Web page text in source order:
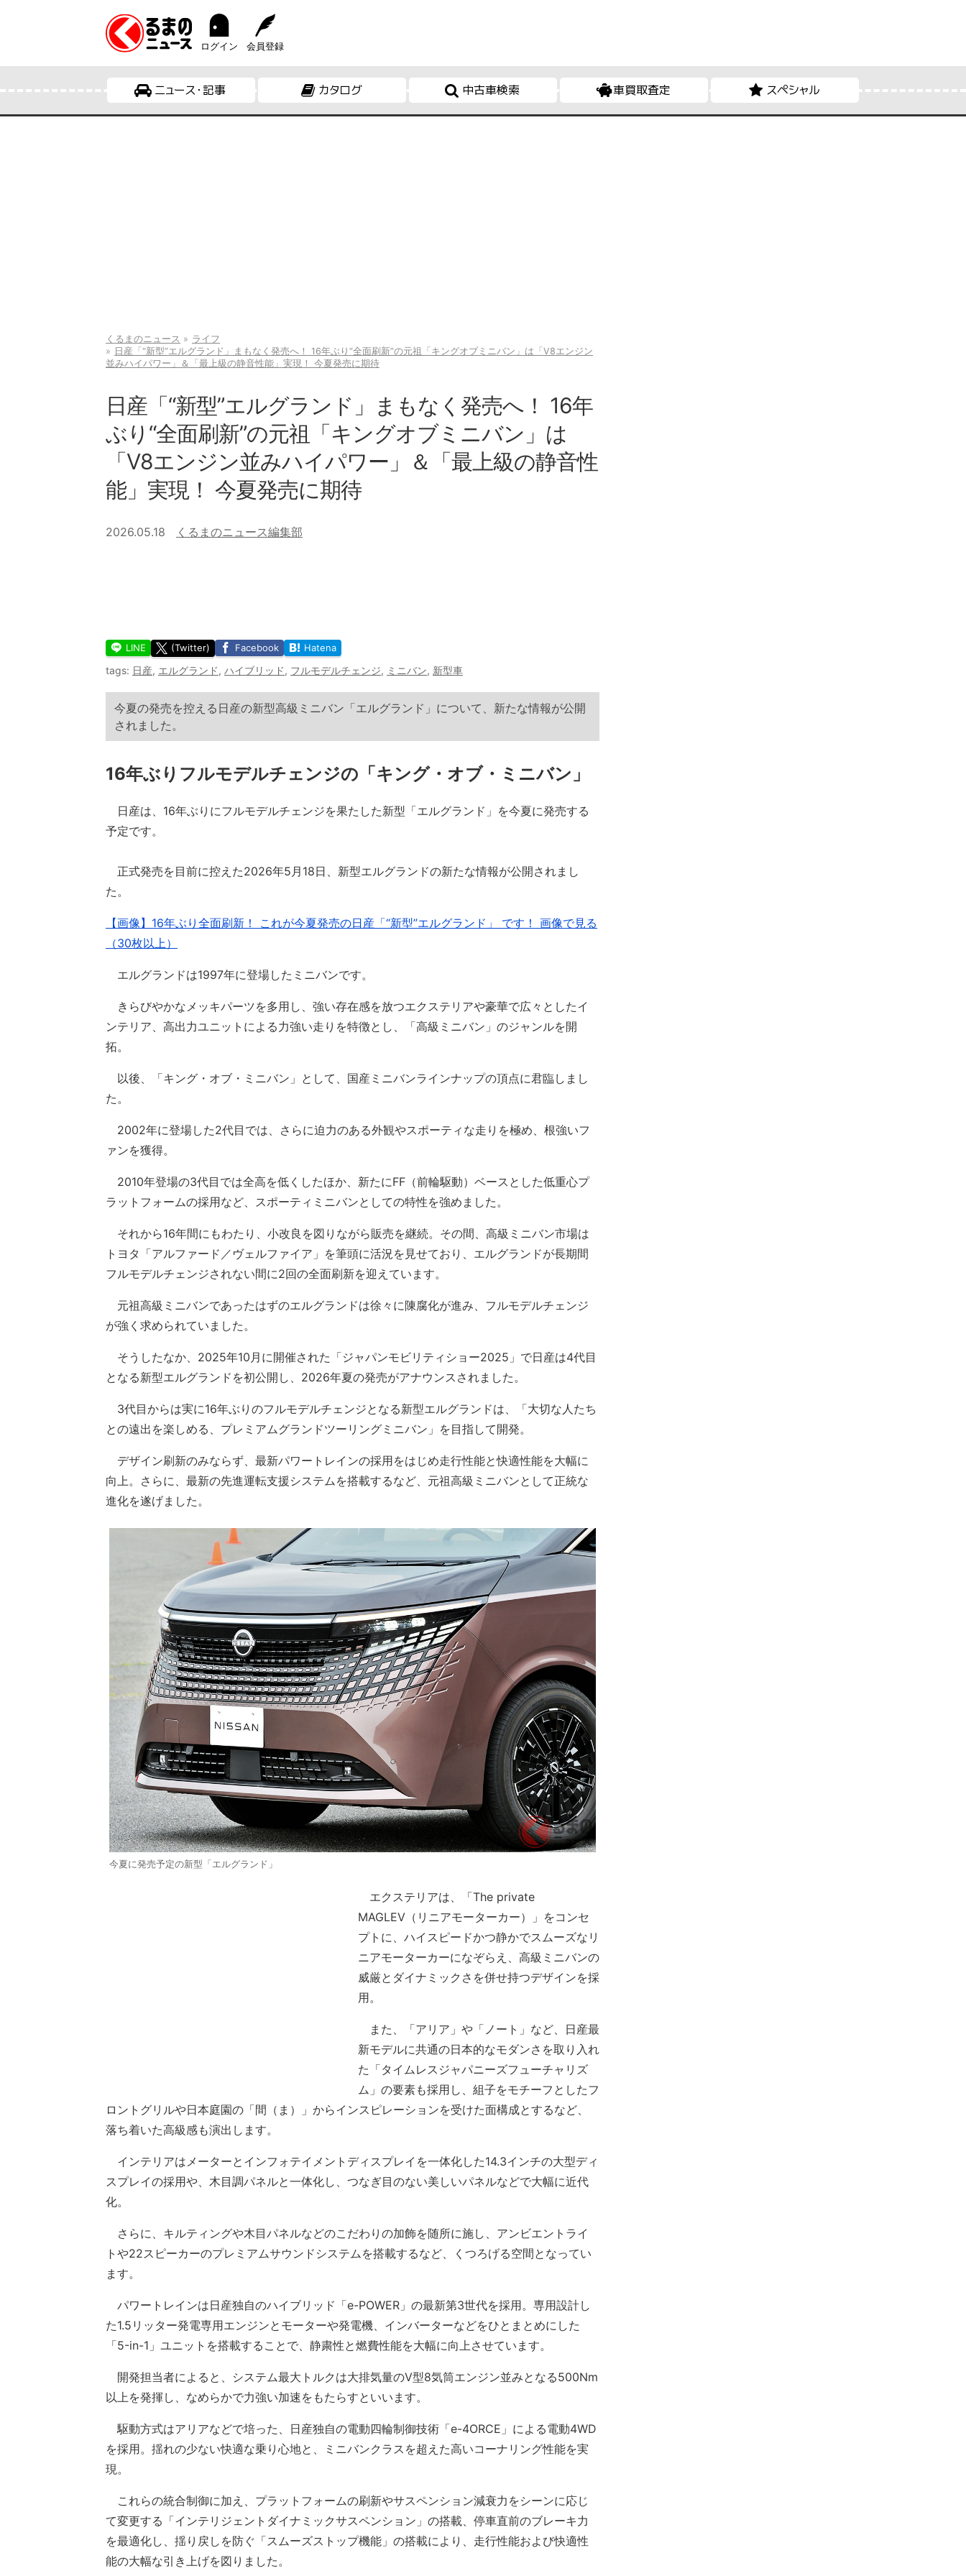
ログイン 会員登録
ニュース・記事 カタログ 中古車検索 車買取査定 スペシャル
くるまのニュース
ライフ
日産「“新型”エルグランド」まもなく発売へ！ 16年ぶり“全面刷新”の元祖「キングオブミニバン」は「V8エンジン
並みハイパワー」＆「最上級の静音性能」実現！ 今夏発売に期待
日産「“新型”エルグランド」まもなく発売へ！ 16年
ぶり“全面刷新”の元祖「キングオブミニバン」は
「V8エンジン並みハイパワー」＆「最上級の静音性
能」実現！ 今夏発売に期待
2026.05.18 くるまのニュース編集部
LINE (Twitter) Facebook Hatena
tags: 日産, エルグランド, ハイブリッド, フルモデルチェンジ, ミニバン, 新型車
今夏の発売を控える日産の新型高級ミニバン「エルグランド」について、新たな情報が公開
されました。
16年ぶりフルモデルチェンジの「キング・オブ・ミニバン」
日産は、16年ぶりにフルモデルチェンジを果たした新型「エルグランド」を今夏に発売する
予定です。
正式発売を目前に控えた2026年5月18日、新型エルグランドの新たな情報が公開されまし
た。
【画像】16年ぶり全面刷新！ これが今夏発売の日産「“新型”エルグランド」 です！ 画像で見る
（30枚以上）
エルグランドは1997年に登場したミニバンです。
きらびやかなメッキパーツを多用し、強い存在感を放つエクステリアや豪華で広々としたイ
ンテリア、高出力ユニットによる力強い走りを特徴とし、「高級ミニバン」のジャンルを開
拓。
以後、「キング・オブ・ミニバン」として、国産ミニバンラインナップの頂点に君臨しまし
た。
2002年に登場した2代目では、さらに迫力のある外観やスポーティな走りを極め、根強いフ
ァンを獲得。
2010年登場の3代目では全高を低くしたほか、新たにFF（前輪駆動）ベースとした低重心プ
ラットフォームの採用など、スポーティミニバンとしての特性を強めました。
それから16年間にもわたり、小改良を図りながら販売を継続。その間、高級ミニバン市場は
トヨタ「アルファード／ヴェルファイア」を筆頭に活況を見せており、エルグランドが長期間
フルモデルチェンジされない間に2回の全面刷新を迎えています。
元祖高級ミニバンであったはずのエルグランドは徐々に陳腐化が進み、フルモデルチェンジ
が強く求められていました。
そうしたなか、2025年10月に開催された「ジャパンモビリティショー2025」で日産は4代目
となる新型エルグランドを初公開し、2026年夏の発売がアナウンスされました。
3代目からは実に16年ぶりのフルモデルチェンジとなる新型エルグランドは、「大切な人たち
との遠出を楽しめる、プレミアムグランドツーリングミニバン」を目指して開発。
デザイン刷新のみならず、最新パワートレインの採用をはじめ走行性能と快適性能を大幅に
向上。さらに、最新の先進運転支援システムを搭載するなど、元祖高級ミニバンとして正統な
進化を遂げました。
今夏に発売予定の新型「エルグランド」
エクステリアは、「The private
MAGLEV（リニアモーターカー）」をコンセ
プトに、ハイスピードかつ静かでスムーズなリ
ニアモーターカーになぞらえ、高級ミニバンの
威厳とダイナミックさを併せ持つデザインを採
用。
また、「アリア」や「ノート」など、日産最
新モデルに共通の日本的なモダンさを取り入れ
た「タイムレスジャパニーズフューチャリズ
ム」の要素も採用し、組子をモチーフとしたフ
ロントグリルや日本庭園の「間（ま）」からインスピレーションを受けた面構成とするなど、
落ち着いた高級感も演出します。
インテリアはメーターとインフォテイメントディスプレイを一体化した14.3インチの大型ディ
スプレイの採用や、木目調パネルと一体化し、つなぎ目のない美しいパネルなどで大幅に近代
化。
さらに、キルティングや木目パネルなどのこだわりの加飾を随所に施し、アンビエントライ
トや22スピーカーのプレミアムサウンドシステムを搭載するなど、くつろげる空間となってい
ます。
パワートレインは日産独自のハイブリッド「e-POWER」の最新第3世代を採用。専用設計し
た1.5リッター発電専用エンジンとモーターや発電機、インバーターなどをひとまとめにした
「5-in-1」ユニットを搭載することで、静粛性と燃費性能を大幅に向上させています。
開発担当者によると、システム最大トルクは大排気量のV型8気筒エンジン並みとなる500Nm
以上を発揮し、なめらかで力強い加速をもたらすといいます。
駆動方式はアリアなどで培った、日産独自の電動四輪制御技術「e-4ORCE」による電動4WD
を採用。揺れの少ない快適な乗り心地と、ミニバンクラスを超えた高いコーナリング性能を実
現。
これらの統合制御に加え、プラットフォームの刷新やサスペンション減衰力をシーンに応じ
て変更する「インテリジェントダイナミックサスペンション」の搭載、停車直前のブレーキ力
を最適化し、揺り戻しを防ぐ「スムーズストップ機能」の搭載により、走行性能および快適性
能の大幅な引き上げを図りました。